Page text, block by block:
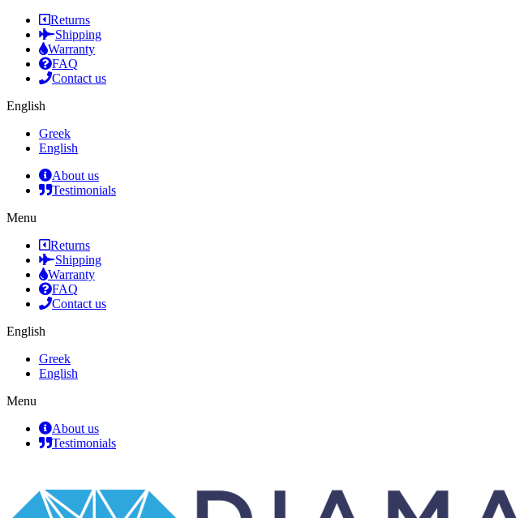
Returns
Shipping
Warranty
FAQ
Contact us
English
Greek
English
About us
Testimonials
Menu
Returns
Shipping
Warranty
FAQ
Contact us
English
Greek
English
Menu
About us
Testimonials